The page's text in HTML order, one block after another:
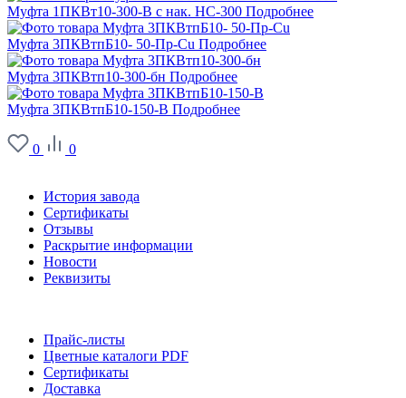
Муфта 1ПКВт10-300-В с нак. НС-300 Подробнее
Муфта 3ПКВтпБ10- 50-Пр-Cu Подробнее
Муфта 3ПКВтп10-300-бн Подробнее
Муфта 3ПКВтпБ10-150-В Подробнее
0
0
История завода
Сертификаты
Отзывы
Раскрытие информации
Новости
Реквизиты
Прайс-листы
Цветные каталоги PDF
Сертификаты
Доставка